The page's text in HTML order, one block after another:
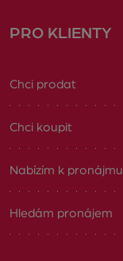
PRO KLIENTY
Chci prodat
Chci koupit
Nabízím k pronájmu
Hledám pronájem